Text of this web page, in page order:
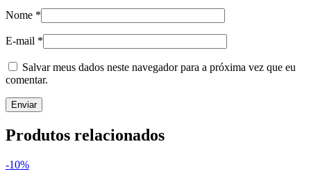
Nome *
E-mail *
Salvar meus dados neste navegador para a próxima vez que eu
comentar.
Produtos relacionados
-10%